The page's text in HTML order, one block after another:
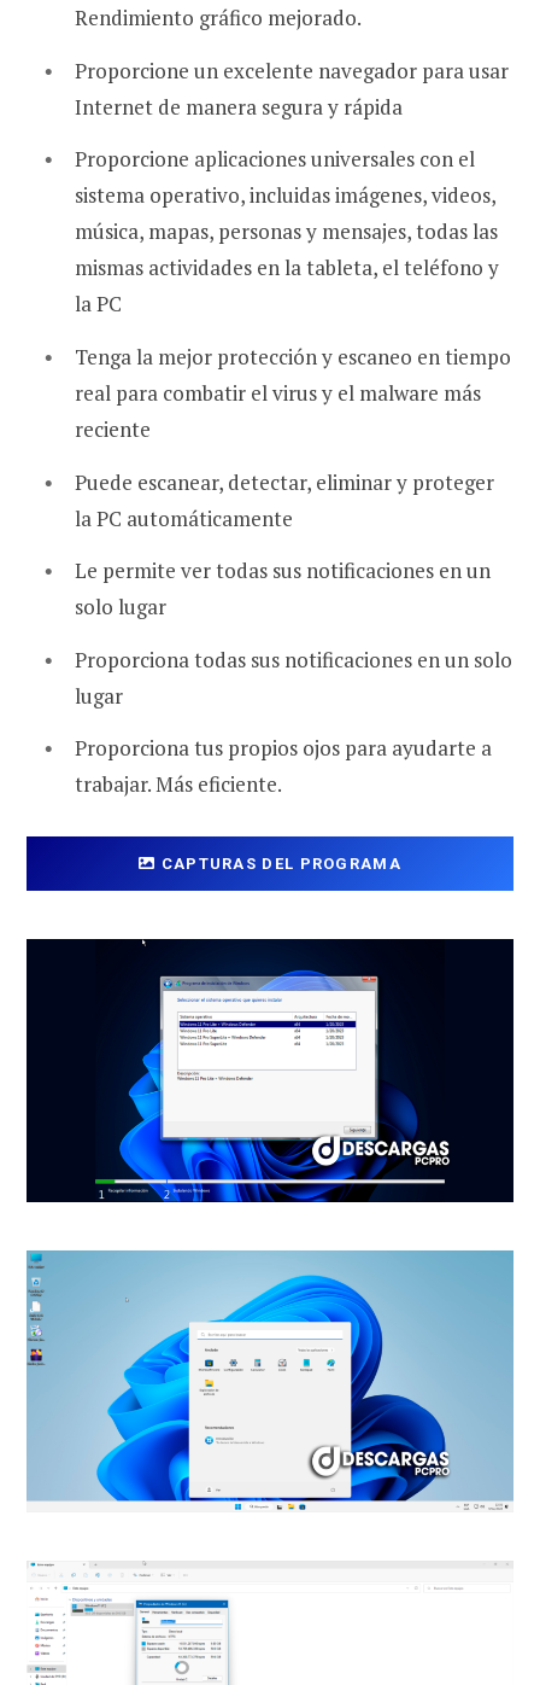
Rendimiento gráfico mejorado.
Proporcione un excelente navegador para usar
Internet de manera segura y rápida
Proporcione aplicaciones universales con el
sistema operativo, incluidas imágenes, videos,
música, mapas, personas y mensajes, todas las
mismas actividades en la tableta, el teléfono y
la PC
Tenga la mejor protección y escaneo en tiempo
real para combatir el virus y el malware más
reciente
Puede escanear, detectar, eliminar y proteger
la PC automáticamente
Le permite ver todas sus notificaciones en un
solo lugar
Proporciona todas sus notificaciones en un solo
lugar
Proporciona tus propios ojos para ayudarte a
trabajar. Más eficiente.
CAPTURAS DEL PROGRAMA